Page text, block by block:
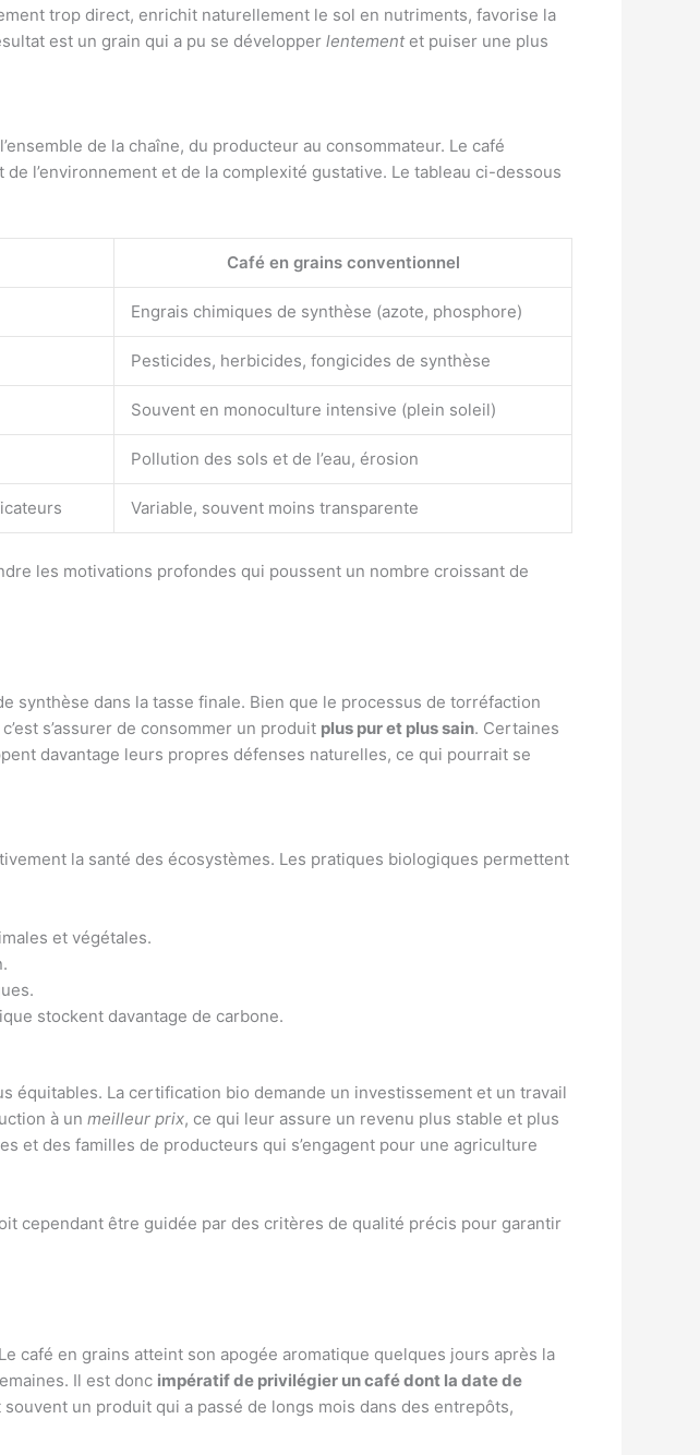
trop direct, enrichit naturellement le sol en nutriments, favorise la
est un grain qui a pu se développer lentementet puiser une plus
de la chaîne, du producteur au consommateur. Le café
l’environnement et de la complexité gustative. Le tableau ci-dessous
Café en grains conventionnel
Engrais chimiques de synthèse (azote, phosphore)
Pesticides, herbicides, fongicides de synthèse
Souvent en monoculture intensive (plein soleil)
Pollution des sols et de l’eau, érosion
Variable, souvent moins transparente
les motivations profondes qui poussent un nombre croissant de
synthèse dans la tasse finale. Bien que le processus de torréfaction
s’assurer de consommer un produit plus pur et plus sain. Certaines
davantage leurs propres défenses naturelles, ce qui pourrait se
la santé des écosystèmes. Les pratiques biologiques permettent
et végétales.
stockent davantage de carbone.
équitables. La certification bio demande un investissement et un travail
à un meilleur prix, ce qui leur assure un revenu plus stable et plus
et des familles de producteurs qui s’engagent pour une agriculture
cependant être guidée par des critères de qualité précis pour garantir
café en grains atteint son apogée aromatique quelques jours après la
Il est donc impératif de privilégier un café dont la date de
un produit qui a passé de longs mois dans des entrepôts,